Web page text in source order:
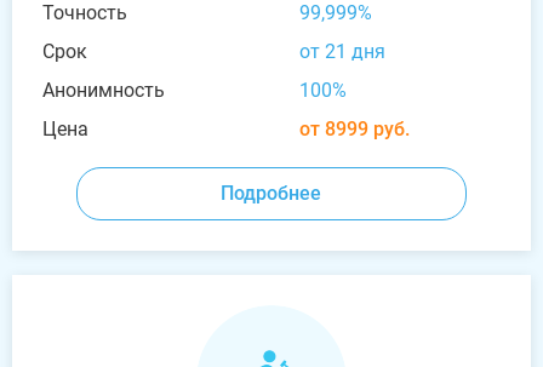
Точность
99,999%
Срок
от 21 дня
Анонимность
100%
Цена
от 8999 руб.
Подробнее